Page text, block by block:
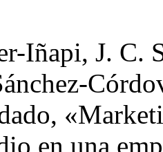
Iñapi, J. C.
en una